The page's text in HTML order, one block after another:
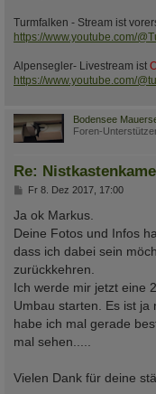
Turmfalken - Stream ist
https://www.youtube.com/
Alpensegler- Livestream ist
https://www.youtube.com/
Bodensee
Foren-
Re:
B
i
r
a
g
Fr 8. Dez 2017, 17:00
Ja ok Markus.
Deine Fotos und Infos
dass ich dabei sein
zurückkehren.
Ich werde mir jetzt eine
Umbau starten. Es ist ja
habe ich mal gerade
mal sehen.....
Vielen Dank für deine